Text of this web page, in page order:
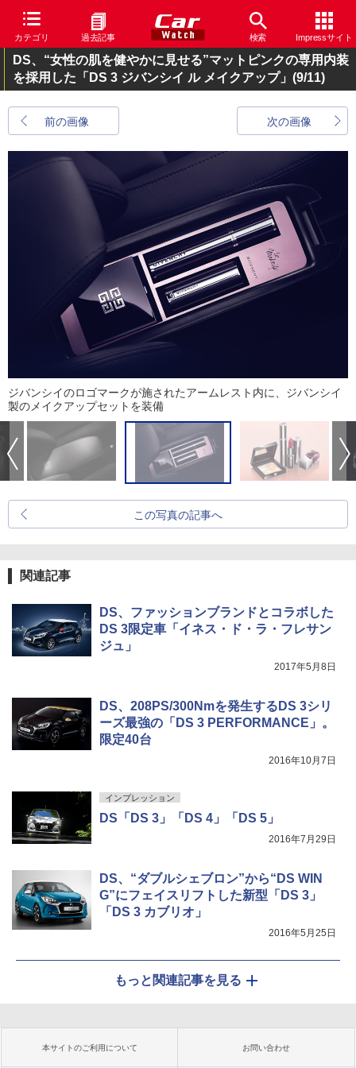
カテゴリ 過去記事 検索 Impressサイト
DS、“女性の肌を健やかに見せる”マットピンクの専用内装
を採用した「DS 3 ジバンシイ ル メイクアップ」 (9/11)
前の画像 次の画像
ジバンシイのロゴマークが施されたアームレスト内に、ジバンシイ
製のメイクアップセットを装備
この写真の記事へ
関連記事
DS、ファッションブランドとコラボした
DS 3限定車「イネス・ド・ラ・フレサン
ジュ」
2017年5月8日
DS、208PS/300Nmを発生するDS 3シリ
ーズ最強の「DS 3 PERFORMANCE」。
限定40台
2016年10月7日
インプレッション
DS「DS 3」「DS 4」「DS 5」
2016年7月29日
DS、“ダブルシェブロン”から“DS WIN
G”にフェイスリフトした新型「DS 3」
「DS 3 カブリオ」
2016年5月25日
もっと関連記事を見る
本サイトのご利用について お問い合わせ